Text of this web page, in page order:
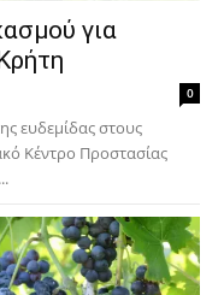
για
0
ευδεμίδας στους
Κέντρο Προστασίας